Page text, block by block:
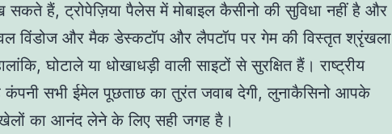
हैं, ट्रोपेज़िया पैलेस में मोबाइल कैसीनो की सुविधा नहीं है और
विंडोज और मैक डेस्कटॉप और लैपटॉप पर गेम की विस्तृत श्रृंखला
घोटाले या धोखाधड़ी वाली साइटों से सुरक्षित हैं। राष्ट्रीय
कंपनी सभी ईमेल पूछताछ का तुरंत जवाब देगी, लुनाकैसिनो आपके
खेलों का आनंद लेने के लिए सही जगह है।